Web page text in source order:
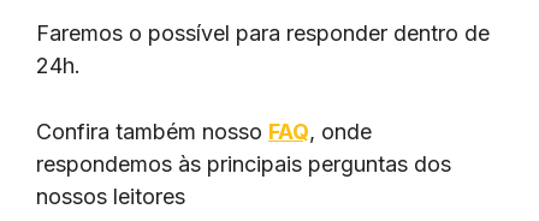
Faremos o possível para responder dentro de
24h.
Confira também nosso FAQ, onde
respondemos às principais perguntas dos
nossos leitores